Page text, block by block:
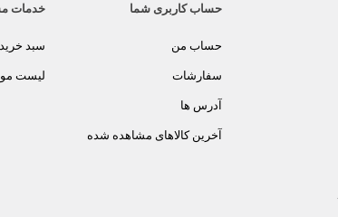
حساب کاربری شما
حساب من
سفارشات
آدرس ها
آخرین کالاهای مشاهده شده
خدمات
سبد خرید
لیست